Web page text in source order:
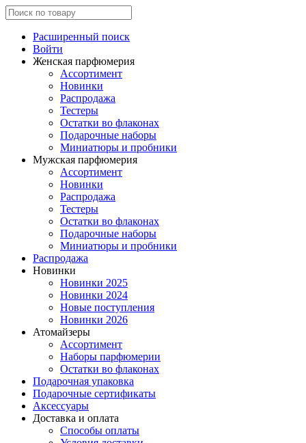
Расширенный поиск
Войти
Женская парфюмерия
Ассортимент
Новинки
Распродажа
Тестеры
Остатки во флаконах
Подарочные наборы
Миниатюры и пробники
Мужская парфюмерия
Ассортимент
Новинки
Распродажа
Тестеры
Остатки во флаконах
Подарочные наборы
Миниатюры и пробники
Распродажа
Новинки
Новинки 2025
Новинки 2024
Новые поступления
Новинки 2026
Атомайзеры
Ассортимент
Наборы парфюмерии
Остатки во флаконах
Подарочная упаковка
Подарочные сертификаты
Аксессуары
Доставка и оплата
Способы оплаты